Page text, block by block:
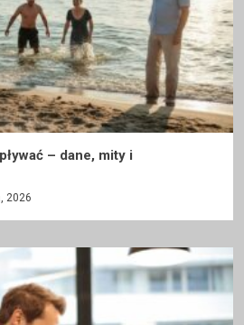
– dane, mity i
2026